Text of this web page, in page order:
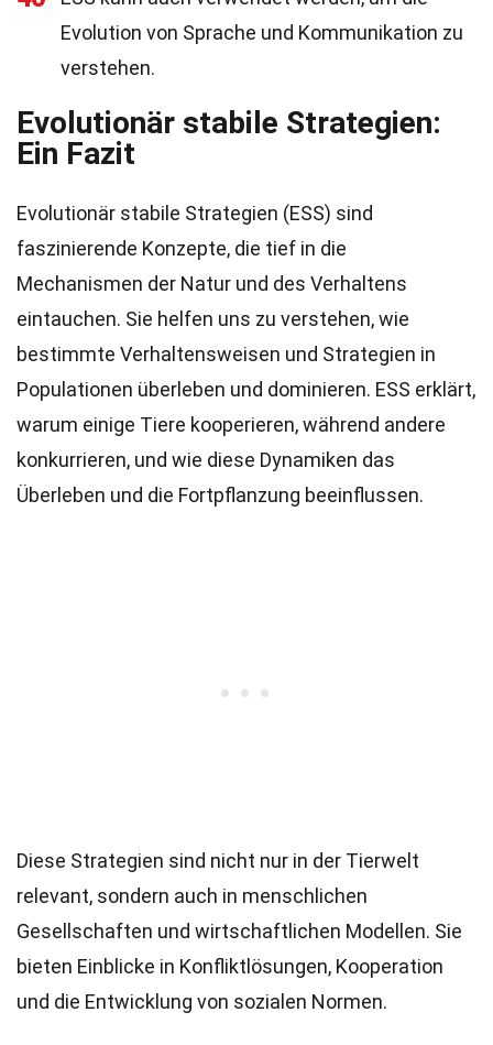
Evolution von Sprache und Kommunikation zu
verstehen.
Evolutionär stabile Strategien:
Ein Fazit
Evolutionär stabile Strategien (ESS) sind
faszinierende Konzepte, die tief in die
Mechanismen der Natur und des Verhaltens
eintauchen. Sie helfen uns zu verstehen, wie
bestimmte Verhaltensweisen und Strategien in
Populationen überleben und dominieren. ESS erklärt,
warum einige Tiere kooperieren, während andere
konkurrieren, und wie diese Dynamiken das
Überleben und die Fortpflanzung beeinflussen.
Diese Strategien sind nicht nur in der Tierwelt
relevant, sondern auch in menschlichen
Gesellschaften und wirtschaftlichen Modellen. Sie
bieten Einblicke in Konfliktlösungen, Kooperation
und die Entwicklung von sozialen Normen.